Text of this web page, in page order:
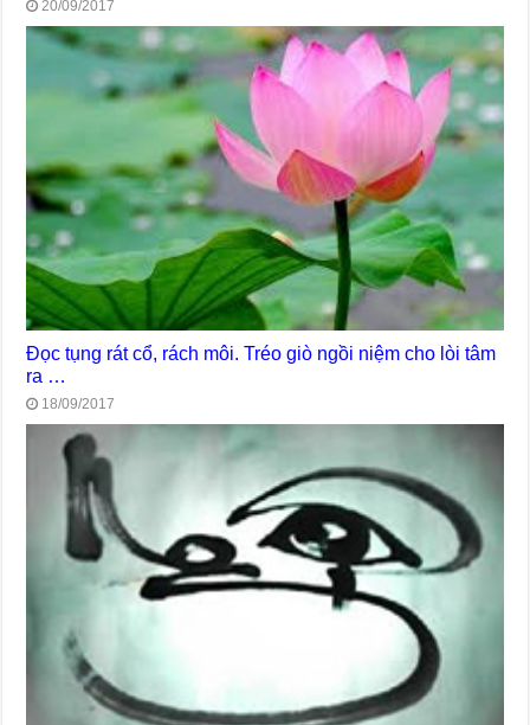
20/09/2017
Đọc tụng rát cổ, rách môi. Tréo giò ngồi niệm cho lòi tâm
ra …
18/09/2017